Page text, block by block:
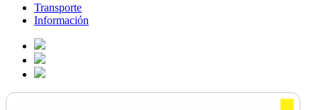
Transporte
Información